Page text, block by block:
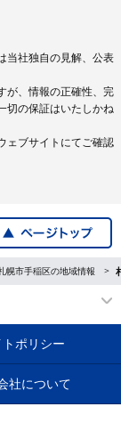
当社独自の見解、公表
が、情報の正確性、完
切の保証はいたしかね
ェブサイトにてご確認
幌市手稲区の地域情報
ポリシー
社について